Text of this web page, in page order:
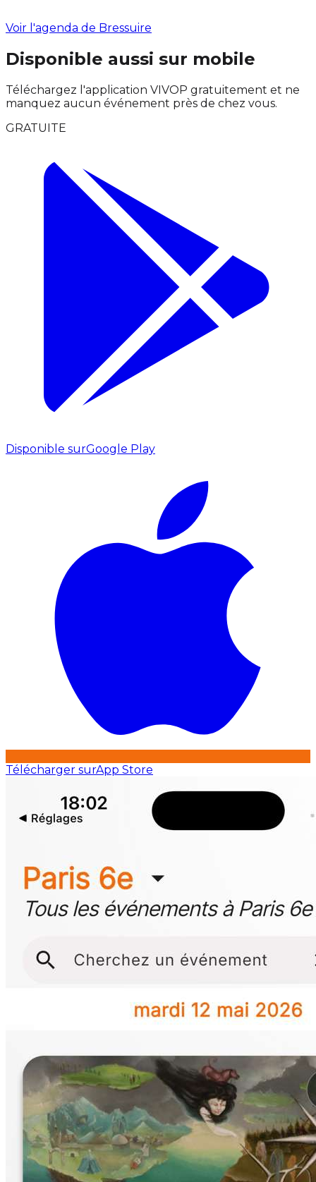
Voir l'agenda de Bressuire
Disponible aussi sur mobile
Téléchargez l'application VIVOP gratuitement et ne
manquez aucun événement près de chez vous.
GRATUITE
Disponible surGoogle Play
Télécharger surApp Store